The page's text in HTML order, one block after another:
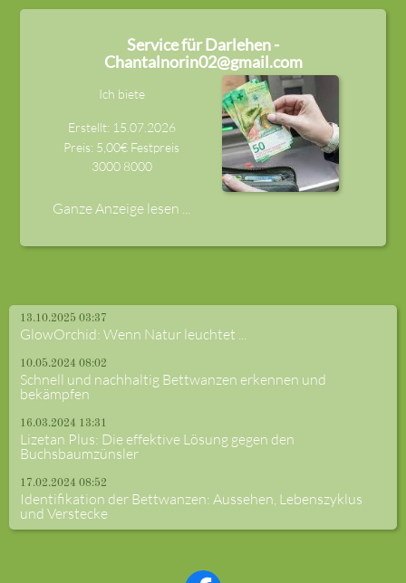
Service für Darlehen -
Chantalnorin02@gmail.com
Ich biete
Erstellt: 15.07.2026
Preis: 5,00€ Festpreis
3000 8000
Ganze Anzeige lesen ...
13.10.2025 03:37
GlowOrchid: Wenn Natur leuchtet ...
10.05.2024 08:02
Schnell und nachhaltig Bettwanzen erkennen und
bekämpfen
16.03.2024 13:31
Lizetan Plus: Die effektive Lösung gegen den
Buchsbaumzünsler
17.02.2024 08:52
Identifikation der Bettwanzen: Aussehen, Lebenszyklus
und Verstecke